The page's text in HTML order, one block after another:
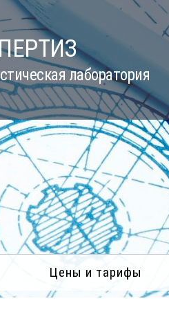
лаборатория
Цены и тарифы